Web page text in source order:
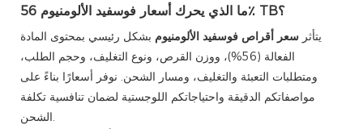
ما الذي يحرك أسعار فوسفيد الألومنيوم 56٪ TB؟
يتأثر سعر أقراص فوسفيد الألومنيوم بشكل رئيسي بمحتوى المادة
الفعالة (56%)، ووزن القرص، ونوع التغليف، وحجم الطلب،
ومتطلبات التعبئة والتغليف، ومسار الشحن. نوفر أسعارًا بناءً على
مواصفاتكم الدقيقة واحتياجاتكم اللوجستية لضمان تنافسية تكلفة
الشحن.